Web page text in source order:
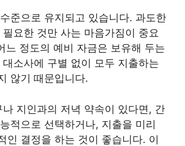
준으로 유지되고 있습니다. 과도한
요한 것만 사는 마음가짐이 중요
느 정도의 예비 자금은 보유해 두는
소사에 구별 없이 모두 지출하는
않기 때문입니다.
지인과의 저녁 약속이 있다면, 간
적으로 선택하거나, 지출을 미리
인 결정을 하는 것이 좋습니다. 이